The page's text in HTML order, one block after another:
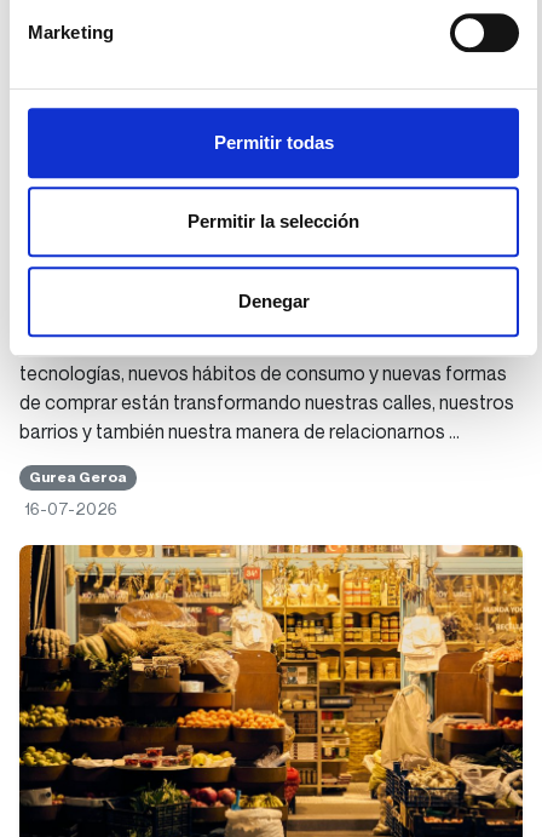
Marketing
Permitir todas
Permitir la selección
Denegar
Cinco preguntas para pensar el futuro del
El comercio está cambiando a gran velocidad. Nuevas
tecnologías, nuevos hábitos de consumo y nuevas formas
de comprar están transformando nuestras calles, nuestros
barrios y también nuestra manera de relacionarnos …
Gurea Geroa
16-07-2026